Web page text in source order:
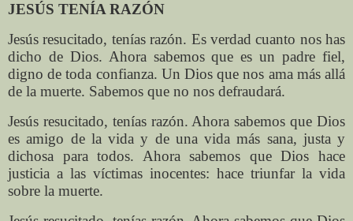
JESÚS TENÍA RAZÓN
Jesús resucitado, tenías razón. Es verdad cuanto nos has
dicho de Dios. Ahora sabemos que es un padre fiel,
digno de toda confianza. Un Dios que nos ama más allá
de la muerte. Sabemos que no nos defraudará.
Jesús resucitado, tenías razón. Ahora sabemos que Dios
es amigo de la vida y de una vida más sana, justa y
dichosa para todos. Ahora sabemos que Dios hace
justicia a las víctimas inocentes: hace triunfar la vida
sobre la muerte.